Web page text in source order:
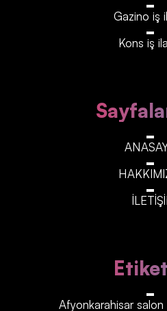
Gazino iş
Kons iş
Afyonkarahisar‎‎‎‎ salon